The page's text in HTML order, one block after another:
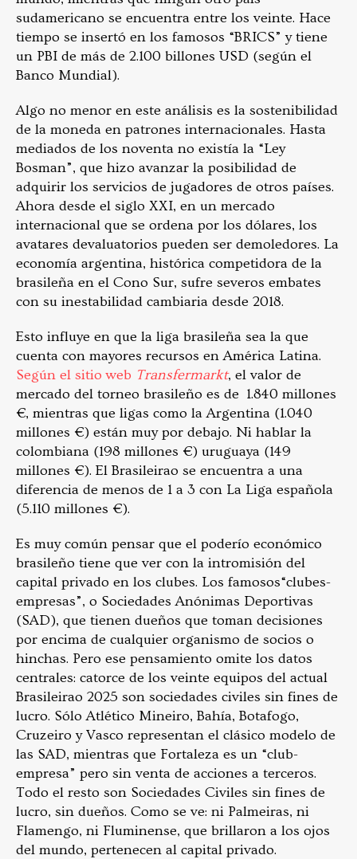
sudamericano se encuentra entre los veinte. Hace
tiempo se insertó en los famosos “BRICS” y tiene
un PBI de más de 2.100 billones USD (según el
Banco Mundial).
Algo no menor en este análisis es la sostenibilidad
de la moneda en patrones internacionales. Hasta
mediados de los noventa no existía la “Ley
Bosman”, que hizo avanzar la posibilidad de
adquirir los servicios de jugadores de otros países.
Ahora desde el siglo XXI, en un mercado
internacional que se ordena por los dólares, los
avatares devaluatorios pueden ser demoledores. La
economía argentina, histórica competidora de la
brasileña en el Cono Sur, sufre severos embates
con su inestabilidad cambiaria desde 2018.
Esto influye en que la liga brasileña sea la que
cuenta con mayores recursos en América Latina.
Según el sitio web Transfermarkt, el valor de
mercado del torneo brasileño es de 1.840 millones
€, mientras que ligas como la Argentina (1.040
millones €) están muy por debajo. Ni hablar la
colombiana (198 millones €) uruguaya (149
millones €). El Brasileirao se encuentra a una
diferencia de menos de 1 a 3 con La Liga española
(5.110 millones €).
Es muy común pensar que el poderío económico
brasileño tiene que ver con la intromisión del
capital privado en los clubes. Los famosos“clubes-
empresas”, o Sociedades Anónimas Deportivas
(SAD), que tienen dueños que toman decisiones
por encima de cualquier organismo de socios o
hinchas. Pero ese pensamiento omite los datos
centrales: catorce de los veinte equipos del actual
Brasileirao 2025 son sociedades civiles sin fines de
lucro. Sólo Atlético Mineiro, Bahía, Botafogo,
Cruzeiro y Vasco representan el clásico modelo de
las SAD, mientras que Fortaleza es un “club-
empresa” pero sin venta de acciones a terceros.
Todo el resto son Sociedades Civiles sin fines de
lucro, sin dueños. Como se ve: ni Palmeiras, ni
Flamengo, ni Fluminense, que brillaron a los ojos
del mundo, pertenecen al capital privado.